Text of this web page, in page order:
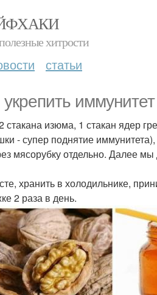
хитрости
статьи
стакана изюма, 1 стакан ядер
- супер поднятие
мясорубку отдельно. Далее
хранить в холодильнике,
2 раза в день.